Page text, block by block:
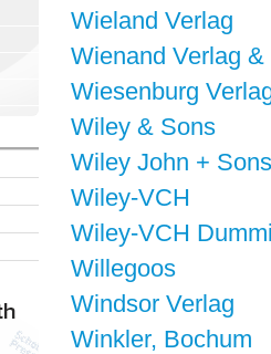
Wieland Verlag
Wienand Verlag &
Wiesenburg
Wiley & Sons
Wiley John + Sons
Wiley-VCH
Wiley-VCH
Willegoos
Windsor Verlag
Winkler, Bochum